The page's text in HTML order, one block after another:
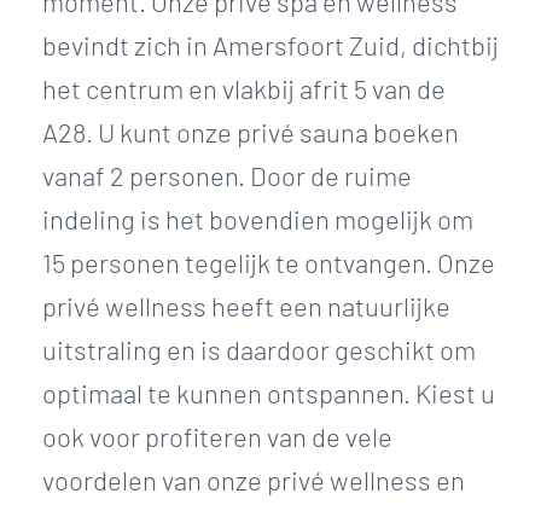
bevindt zich in Amersfoort Zuid, dichtbij
het centrum en vlakbij afrit 5 van de
A28. U kunt onze privé sauna boeken
vanaf 2 personen. Door de ruime
indeling is het bovendien mogelijk om
15 personen tegelijk te ontvangen. Onze
privé wellness heeft een natuurlijke
uitstraling en is daardoor geschikt om
optimaal te kunnen ontspannen. Kiest u
ook voor profiteren van de vele
voordelen van onze privé wellness en